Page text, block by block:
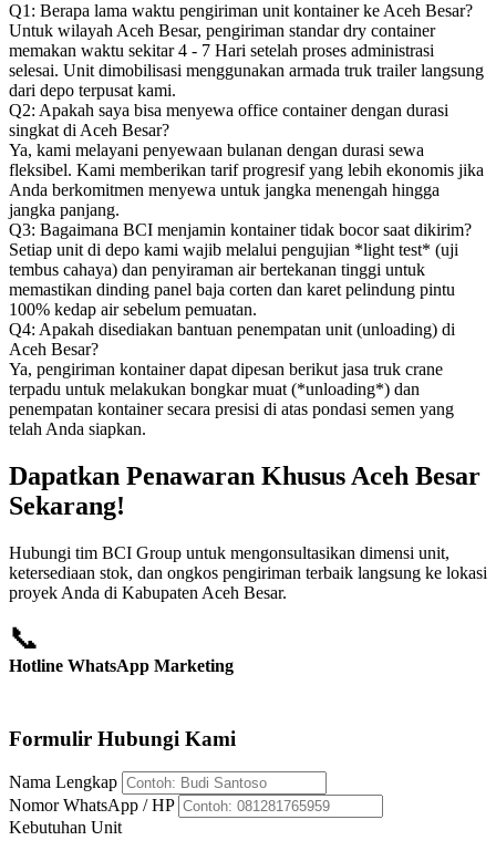
Q1: Berapa lama waktu pengiriman unit kontainer ke Aceh Besar?
Untuk wilayah Aceh Besar, pengiriman standar dry container
memakan waktu sekitar 4 - 7 Hari setelah proses administrasi
selesai. Unit dimobilisasi menggunakan armada truk trailer langsung
dari depo terpusat kami.
Q2: Apakah saya bisa menyewa office container dengan durasi
singkat di Aceh Besar?
Ya, kami melayani penyewaan bulanan dengan durasi sewa
fleksibel. Kami memberikan tarif progresif yang lebih ekonomis jika
Anda berkomitmen menyewa untuk jangka menengah hingga
jangka panjang.
Q3: Bagaimana BCI menjamin kontainer tidak bocor saat dikirim?
Setiap unit di depo kami wajib melalui pengujian *light test* (uji
tembus cahaya) dan penyiraman air bertekanan tinggi untuk
memastikan dinding panel baja corten dan karet pelindung pintu
100% kedap air sebelum pemuatan.
Q4: Apakah disediakan bantuan penempatan unit (unloading) di
Aceh Besar?
Ya, pengiriman kontainer dapat dipesan berikut jasa truk crane
terpadu untuk melakukan bongkar muat (*unloading*) dan
penempatan kontainer secara presisi di atas pondasi semen yang
telah Anda siapkan.
Dapatkan Penawaran Khusus Aceh Besar
Sekarang!
Hubungi tim BCI Group untuk mengonsultasikan dimensi unit,
ketersediaan stok, dan ongkos pengiriman terbaik langsung ke lokasi
proyek Anda di Kabupaten Aceh Besar.
📞
Hotline WhatsApp Marketing
Formulir Hubungi Kami
Nama Lengkap
Nomor WhatsApp / HP
Kebutuhan Unit